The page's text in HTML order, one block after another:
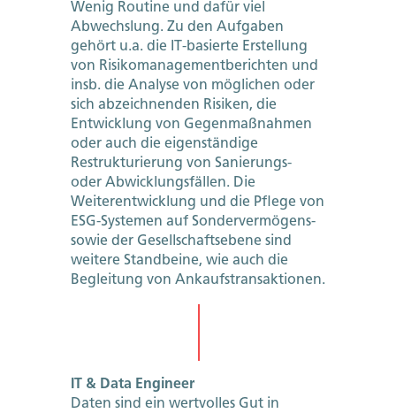
Wenig Routine und dafür viel
Abwechslung. Zu den Aufgaben
gehört u.a. die IT-basierte Erstellung
von Risikomanagementberichten und
insb. die Analyse von möglichen oder
sich abzeichnenden Risiken, die
Entwicklung von Gegenmaßnahmen
oder auch die eigenständige
Restrukturierung von Sanierungs-
oder Abwicklungsfällen. Die
Weiterentwicklung und die Pflege von
ESG-Systemen auf Sondervermögens-
sowie der Gesellschaftsebene sind
weitere Standbeine, wie auch die
Begleitung von Ankaufstransaktionen.
IT & Data Engineer
Daten sind ein wertvolles Gut in